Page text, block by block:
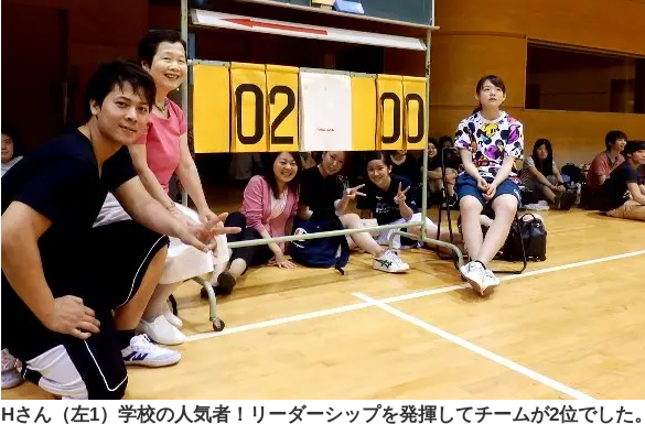
Hさん（左1）学校の人気者！リーダーシップを発揮してチームが2位でした。